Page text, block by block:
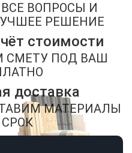
ВОПРОСЫ И
РЕШЕНИЕ
стоимости
СМЕТУ ПОД ВАШ
доставка
МАТЕРИАЛЫ
согласие на обработку моих
с ФЗ от 27.07.2006 № 152-ФЗ "О
целей, определенных в политикой